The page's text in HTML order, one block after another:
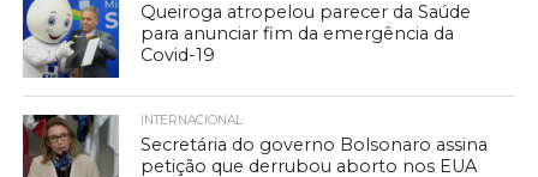
Queiroga atropelou parecer da Saúde
para anunciar fim da emergência da
Covid-19
INTERNACIONAL
Secretária do governo Bolsonaro assina
petição que derrubou aborto nos EUA